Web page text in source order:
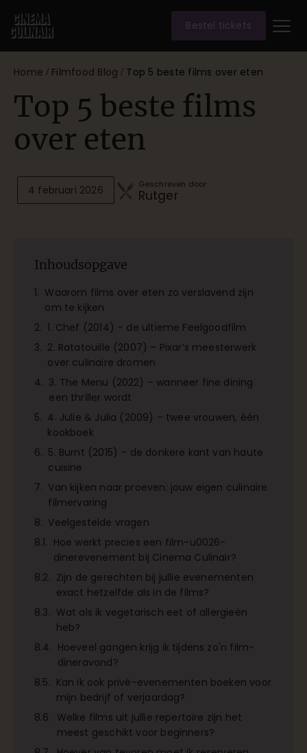
Bestel tickets
Home / Filmfood Blog / Top 5 beste films over eten
Top 5 beste films
over eten
4 februari 2026 Geschreven door:
Rutger
Inhoudsopgave
Waarom films over eten zo verslavend zijn
om te kijken
1. Chef (2014) – de ultieme Feelgoodfilm
2. Ratatouille (2007) – Pixar’s meesterwerk
over culinaire dromen
3. The Menu (2022) – wanneer fine dining
een thriller wordt
4. Julie & Julia (2009) – twee vrouwen, één
kookboek
5. Burnt (2015) – de donkere kant van haute
cuisine
Van kijken naar proeven: jouw eigen culinaire
filmervaring
Veelgestelde vragen
Hoe werkt precies een film-u0026-
dinerevenement bij Cinema Culinair?
Zijn de gerechten bij jullie evenementen
exact hetzelfde als in de films?
Wat als ik vegetarisch eet of allergieën
heb?
Hoeveel gangen krijg ik tijdens zo'n film-
dineravond?
Kan ik ook privé-evenementen boeken voor
mijn bedrijf of verjaardag?
Welke films uit jullie repertoire zijn het
meest geschikt voor beginners?